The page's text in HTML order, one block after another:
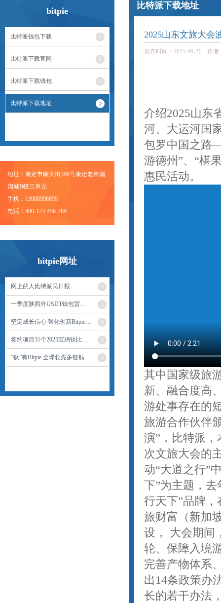
bitpie
比特派钱包下载
比特派下载官网
比特派下载钱包
比特派下载地址
地址：康定市南大街398号康定老街溜
溜城B幢三单元
手机：13988998899
电话：400-123-456-789
bitpie网址
网上的人比特派民日报
一季度陕西外USDT钱包贸开局平稳
坚定成长信心 强化创新Bitpie Wallet驱动
签约项目31个2025宝鸡钛比特派谷国际钛财
“钛”有Bitpie 全球领先多链钱包看头
比特派下载地址
2025山东文旅大会
发布时间：2025-06-21 作
介绍2025山东
河、大运河国
包罗中国之路
游德州”、“椹
惠民活动。
其中国家级旅
新、融合度高
游处事存在的
旅游合作伙伴
演”，比特派
次文旅大会的
动“大道之行”
下”为主题，去
行天下”品牌
旅财富（新加
设， 大会期间
轮、保障入境
完善产物体系
出14条政策办
长的若干办法